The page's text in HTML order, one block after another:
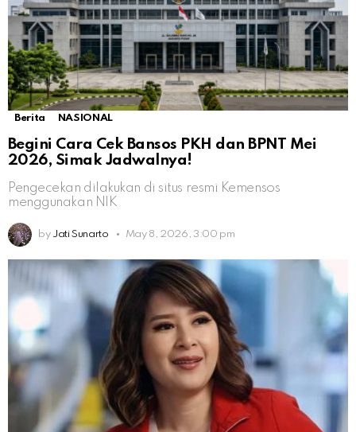
Berita NASIONAL
Begini Cara Cek Bansos PKH dan BPNT Mei
2026, Simak Jadwalnya!
Pengecekan dilakukan di situs resmi Kemensos
menggunakan NIK
by Jati Sunarto May 8, 2026, 3:00 pm